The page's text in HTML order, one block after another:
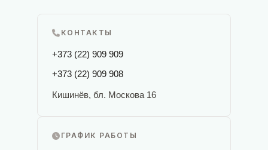
КОНТАКТЫ
+373 (22) 909 909
+373 (22) 909 908
Кишинёв, бл. Москова 16
ГРАФИК РАБОТЫ